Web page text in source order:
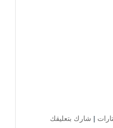
| شارك بتعليقك